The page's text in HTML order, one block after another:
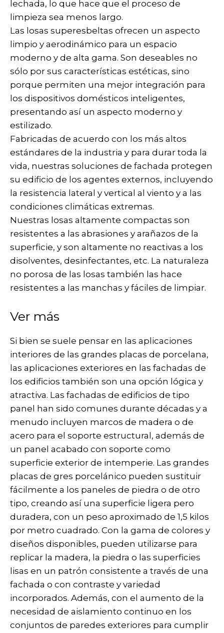
lechada, lo que hace que el proceso de
limpieza sea menos largo.
Las losas superesbeltas ofrecen un aspecto
limpio y aerodinámico para un espacio
moderno y de alta gama. Son deseables no
sólo por sus características estéticas, sino
porque permiten una mejor integración para
los dispositivos domésticos inteligentes,
presentando así un aspecto moderno y
estilizado.
Fabricadas de acuerdo con los más altos
estándares de la industria y para durar toda la
vida, nuestras soluciones de fachada protegen
su edificio de los agentes externos, incluyendo
la resistencia lateral y vertical al viento y a las
condiciones climáticas extremas.
Nuestras losas altamente compactas son
resistentes a las abrasiones y arañazos de la
superficie, y son altamente no reactivas a los
disolventes, desinfectantes, etc. La naturaleza
no porosa de las losas también las hace
resistentes a las manchas y fáciles de limpiar.
Ver más
Si bien se suele pensar en las aplicaciones
interiores de las grandes placas de porcelana,
las aplicaciones exteriores en las fachadas de
los edificios también son una opción lógica y
atractiva. Las fachadas de edificios de tipo
panel han sido comunes durante décadas y a
menudo incluyen marcos de madera o de
acero para el soporte estructural, además de
un panel acabado con soporte como
superficie exterior de intemperie. Las grandes
placas de gres porcelánico pueden sustituir
fácilmente a los paneles de piedra o de otro
tipo, creando así una superficie ligera pero
duradera, con un peso aproximado de 1,5 kilos
por metro cuadrado. Con la gama de colores y
diseños disponibles, pueden utilizarse para
replicar la madera, la piedra o las superficies
lisas en un patrón consistente a través de una
fachada o con contraste y variedad
incorporados. Además, con el aumento de la
necesidad de aislamiento continuo en los
conjuntos de paredes exteriores para cumplir